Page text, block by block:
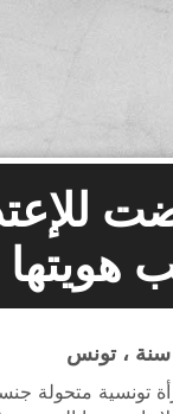
تونسية متحولة